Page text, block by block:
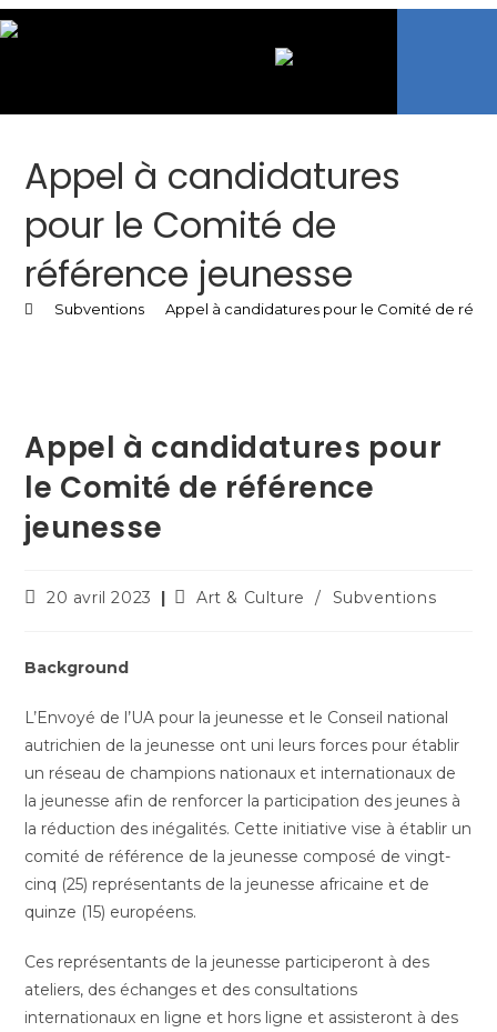
Appel à candidatures
pour le Comité de
référence jeunesse
Subventions Appel à candidatures pour le Comité de
Appel à candidatures pour
le Comité de référence
jeunesse
20 avril 2023 Art & Culture / Subventions
Background
L’Envoyé de l’UA pour la jeunesse et le Conseil national
autrichien de la jeunesse ont uni leurs forces pour établir
un réseau de champions nationaux et internationaux de
la jeunesse afin de renforcer la participation des jeunes à
la réduction des inégalités. Cette initiative vise à établir un
comité de référence de la jeunesse composé de vingt-
cinq (25) représentants de la jeunesse africaine et de
quinze (15) européens.
Ces représentants de la jeunesse participeront à des
ateliers, des échanges et des consultations
internationaux en ligne et hors ligne et assisteront à des